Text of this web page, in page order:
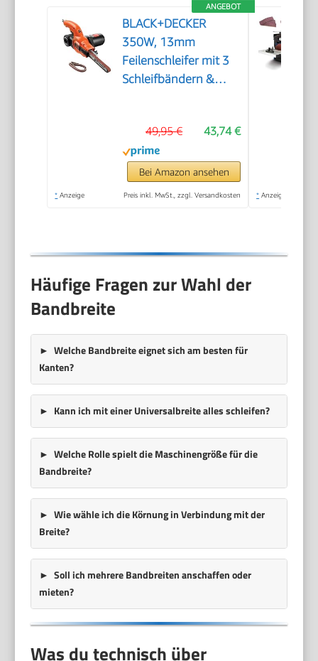
ANGEBOT
BLACK+DECKER
350W, 13mm
Feilenschleifer mit 3
Schleifbändern &
43,74 €
49,95 €
Bei Amazon ansehen
* Anzeige Preis inkl. MwSt., zzgl. Versandkosten * Anzeige
Häufige Fragen zur Wahl der
Bandbreite
Welche Bandbreite eignet sich am besten für
Kanten?
Kann ich mit einer Universalbreite alles schleifen?
Welche Rolle spielt die Maschinengröße für die
Bandbreite?
Wie wähle ich die Körnung in Verbindung mit der
Breite?
Soll ich mehrere Bandbreiten anschaffen oder
mieten?
Was du technisch über